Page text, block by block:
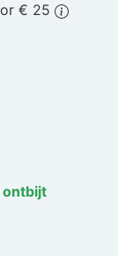
€ 25
ontbijt